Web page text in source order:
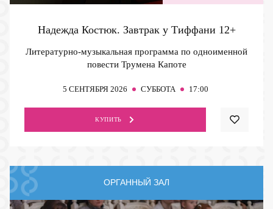
Надежда Костюк. Завтрак у Тиффани 12+
Литературно-музыкальная программа по одноименной
повести Трумена Капоте
5 СЕНТЯБРЯ 2026 СУББОТА 17:00
КУПИТЬ
ОРГАННЫЙ ЗАЛ